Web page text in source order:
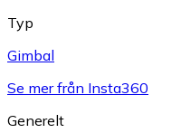
Typ
Gimbal
Se mer från Insta360
Generelt